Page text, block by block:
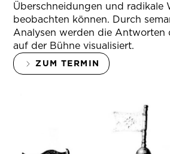
Überschneidungen und radikale
beobachten können. Durch
Analysen werden die Antworten
auf der Bühne visualisiert.
ZUM TERMIN